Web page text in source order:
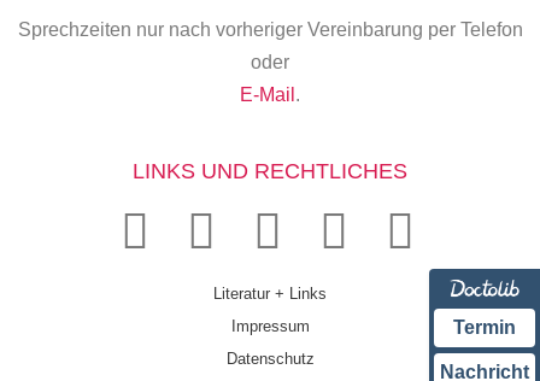
Sprechzeiten nur nach vorheriger Vereinbarung per Telefon
oder
E-Mail .
LINKS UND RECHTLICHES
Literatur + Links
Impressum
Datenschutz
Termin
Nachricht